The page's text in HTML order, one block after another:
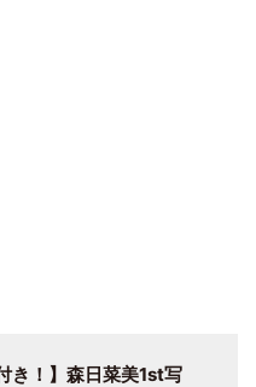
き！】森日菜美1st写